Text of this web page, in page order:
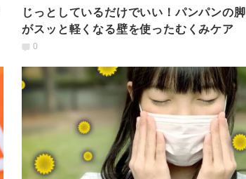
じっとしているだけでいい！パンパンの脚
がスッと軽くなる壁を使ったむくみケア
0